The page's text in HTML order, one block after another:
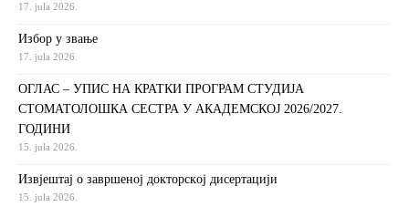
17. jula 2026.
Избор у звање
17. jula 2026.
ОГЛАС – УПИС НА КРАТКИ ПРОГРАМ СТУДИЈА
СТОМАТОЛОШКА СЕСТРА У АКАДЕМСКОЈ 2026/2027.
ГОДИНИ
15. jula 2026.
Извjeштaj o зaвршeнoj дoктoрскoj дисeртaциjи
15. jula 2026.